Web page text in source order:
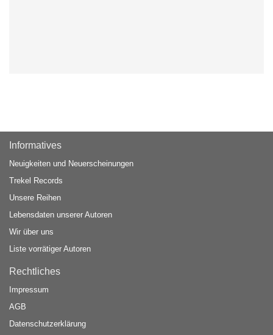
Informatives
Neuigkeiten und Neuerscheinungen
Trekel Records
Unsere Reihen
Lebensdaten unserer Autoren
Wir über uns
Liste vorrätiger Autoren
Rechtliches
Impressum
AGB
Datenschutzerklärung